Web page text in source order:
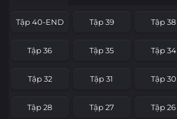
Tập 40-END Tập 39 Tập 38
Tập 36 Tập 35 Tập 34
Tập 32 Tập 31 Tập 30
Tập 28 Tập 27 Tập 26